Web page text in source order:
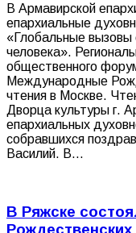
В Армавирской
епархиальные
«Глобальные вызовы
человека».
общественного
Международные
чтения в Москве.
Дворца культуры г.
епархиальных
собравшихся
Василий. В…
В Ряжске